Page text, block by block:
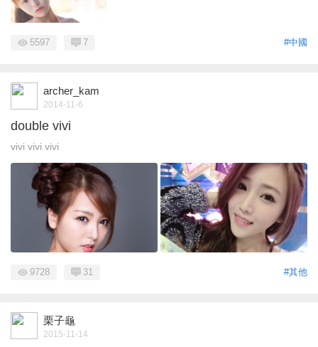
#中國
5597 7
archer_kam
2014-11-6
double vivi
vivi vivi vivi
#其他
9728 31
栗子龜
2015-11-14